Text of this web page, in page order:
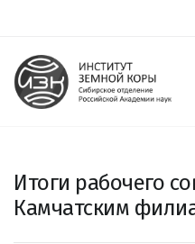
Итоги рабочего
Камчатским